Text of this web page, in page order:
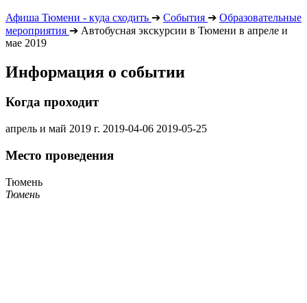
Афиша Тюмени - куда сходить ➔ События ➔ Образовательные
мероприятия ➔ Автобусная экскурсии в Тюмени в апреле и
мае 2019
Информация о событии
Когда проходит
апрель и май 2019 г. 2019-04-06 2019-05-25
Место проведения
Тюмень
Тюмень